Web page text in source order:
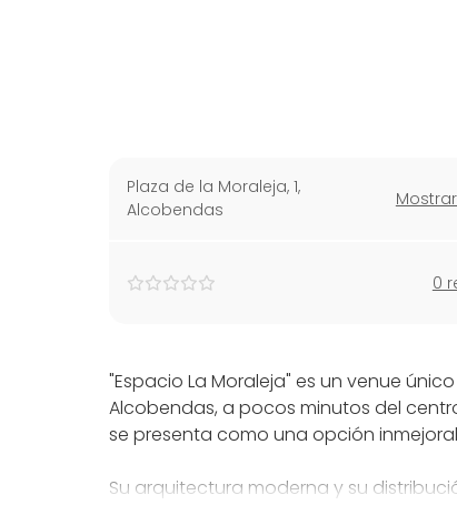
Plaza de la Moraleja, 1,
Alcobendas
0
"Espacio La Moraleja" es un venue
Alcobendas, a pocos minutos del
se presenta como una opción
Su arquitectura moderna y su